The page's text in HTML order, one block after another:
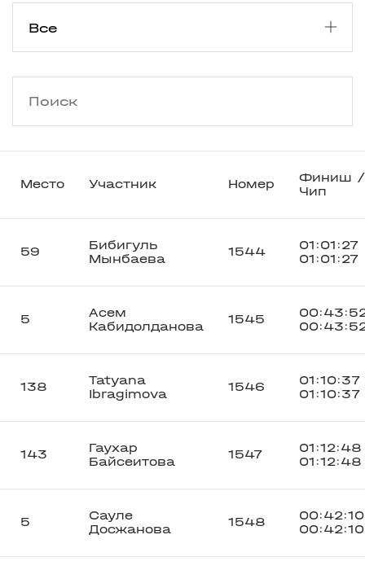
Место Участник Номер
Финиш /
Чип
59
Бибигуль
Мынбаева
1544
01:01:27
01:01:27
5
Асем
Кабидолданова
1545
138
Tatyana
Ibragimova
1546
01:10:37
01:10:37
143
Гаухар
Байсеитова
1547
01:12:48
01:12:48
5
Сауле
Досжанова
1548
00:42:10
00:42:10